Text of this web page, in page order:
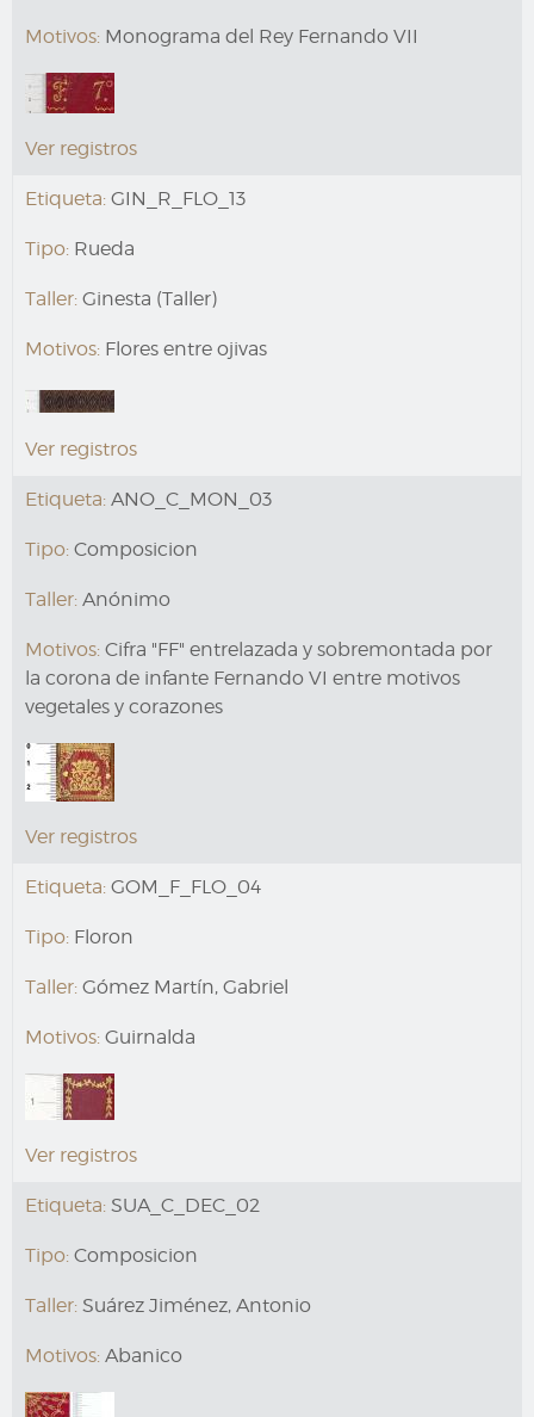
Motivos: Monograma del Rey Fernando VII
Ver registros
Etiqueta: GIN_R_FLO_13
Tipo: Rueda
Taller: Ginesta (Taller)
Motivos: Flores entre ojivas
Ver registros
Etiqueta: ANO_C_MON_03
Tipo: Composicion
Taller: Anónimo
Motivos: Cifra "FF" entrelazada y sobremontada por
la corona de infante Fernando VI entre motivos
vegetales y corazones
Ver registros
Etiqueta: GOM_F_FLO_04
Tipo: Floron
Taller: Gómez Martín, Gabriel
Motivos: Guirnalda
Ver registros
Etiqueta: SUA_C_DEC_02
Tipo: Composicion
Taller: Suárez Jiménez, Antonio
Motivos: Abanico